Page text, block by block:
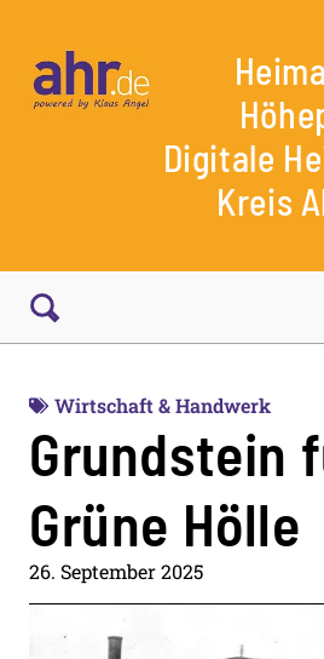
Digitale
Kreis
Wirtschaft & Handwerk
Grundstein
Grüne Hölle
26. September 2025